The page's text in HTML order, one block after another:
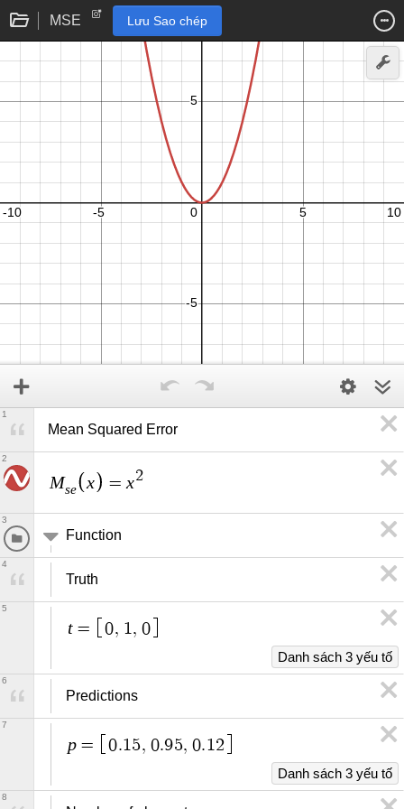
MSE Lưu Sao chép
Mean Squared Error
1
Mse x = x2
2
Function
3
Truth
4
t = 0, 1 , 0
Danh sách 3 yếu tố
5
Predictions
6
p = 0.1 5, 0.95, 0.1 2
Danh sách 3 yếu tố
7
8